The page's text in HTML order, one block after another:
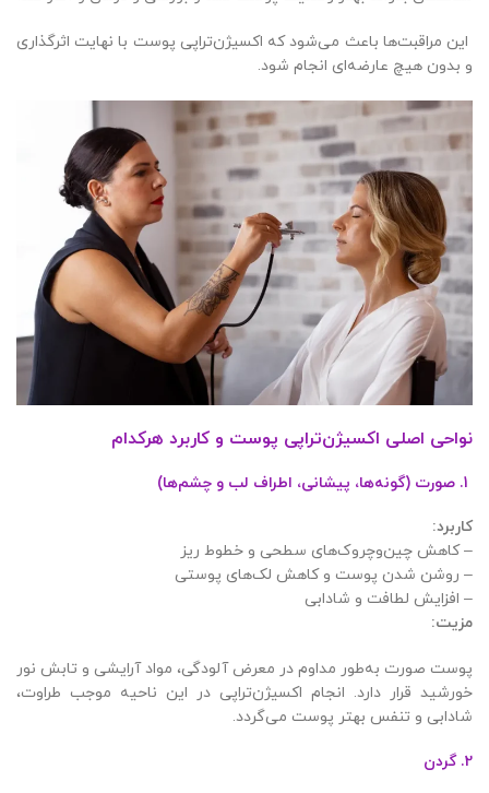
این مراقبت‌ها باعث می‌شود که اکسیژن‌تراپی پوست با نهایت اثرگذاری
و بدون هیچ عارضه‌ای انجام شود.
نواحی اصلی اکسیژن‌تراپی پوست و کاربرد هرکدام
کاربرد:
– کاهش چین‌وچروک‌های سطحی و خطوط ریز
– روشن شدن پوست و کاهش لک‌های پوستی
– افزایش لطافت و شادابی
مزیت:
پوست صورت به‌طور مداوم در معرض آلودگی، مواد آرایشی و تابش نور
خورشید قرار دارد. انجام اکسیژن‌تراپی در این ناحیه موجب طراوت،
شادابی و تنفس بهتر پوست می‌گردد.
2. گردن